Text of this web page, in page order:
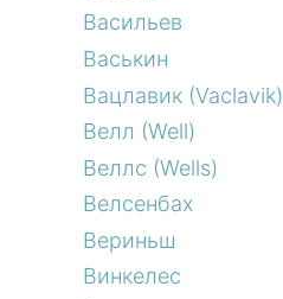
Васильев
Васькин
Вацлавик (Vaclavik)
Велл (Well)
Веллс (Wells)
Велсенбах
Вериньш
Винкелес